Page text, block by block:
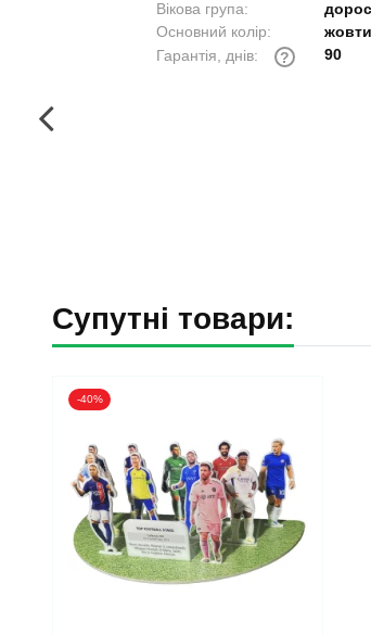
Вікова група:
Основний колір:
Гарантія, днів:
? 90
Супутні товари:
-40%